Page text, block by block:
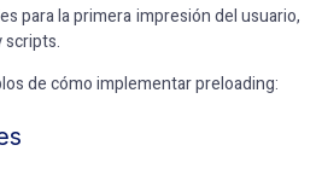
para la primera impresión del usuario,
scripts.
de cómo implementar preloading: